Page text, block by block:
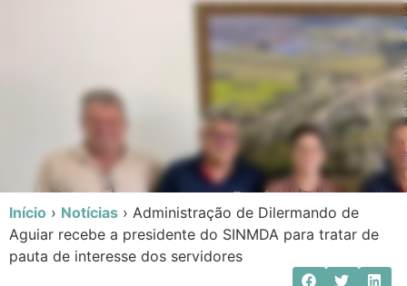
Início › Notícias › Administração de Dilermando de
Aguiar recebe a presidente do SINMDA para tratar de
pauta de interesse dos servidores